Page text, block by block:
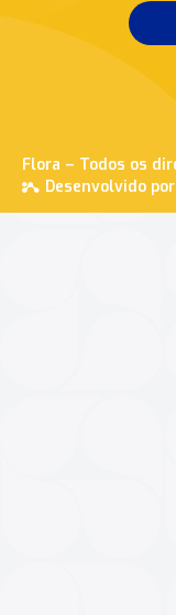
Flora – Todos os
Desenvolvido